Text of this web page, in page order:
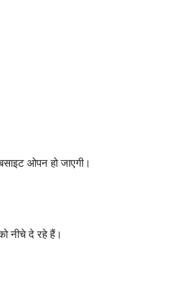
ओपन हो जाएगी।
नीचे दे रहे हैं।